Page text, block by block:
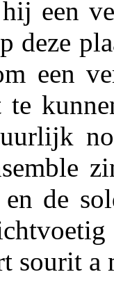
een
deze
een
de
sourit a